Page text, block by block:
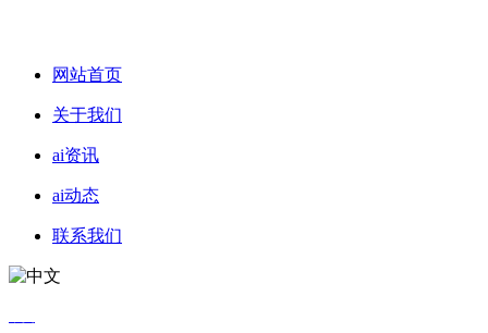
网站首页
关于我们
ai资讯
ai动态
联系我们